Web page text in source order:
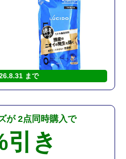
まで
が 2点同時購入で
引き